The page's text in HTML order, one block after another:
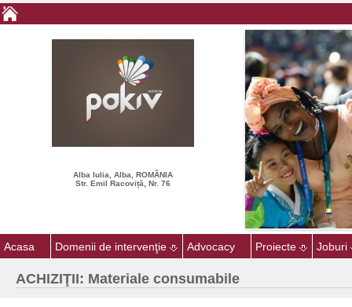
Alba Iulia, Alba, ROMÂNIA
Str. Emil Racoviță, Nr. 76
Acasa Domenii de intervenţie Advocacy Proiecte Joburi
ACHIZIŢII: Materiale consumabile